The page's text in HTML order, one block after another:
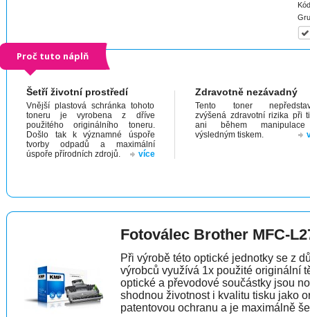
Proč tuto náplň
Šetří životní prostředí
Vnější plastová schránka tohoto
toneru je vyrobena z dříve
použitého originálního toneru.
Došlo tak k významné úspoře
tvorby odpadů a maximální
úspoře přírodních zdrojů.
více
Zdravotně nezávadný
Tento toner
zvýšená zdravotní rizika při
ani během
výsledným tiskem.
Fotoválec Brother MFC-
Při výrobě této optické jednotky se z
výrobců využívá 1x použité originální
optické a převodové součástky jsou
shodnou životnost i kvalitu tisku jako
patentovou ochranu a je maximálně